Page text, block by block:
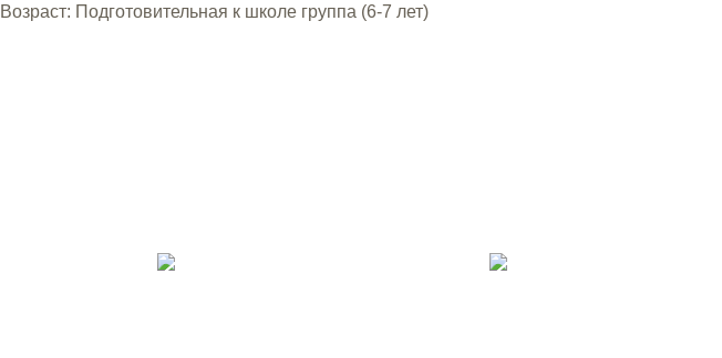
Возраст: Подготовительная к школе группа (6-7 лет)